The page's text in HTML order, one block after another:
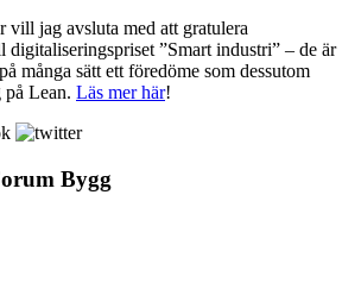
vill jag avsluta med att gratulera
”Smart industri” – de är
många sätt ett föredöme som dessutom
på Lean. Läs mer här!
Bygg